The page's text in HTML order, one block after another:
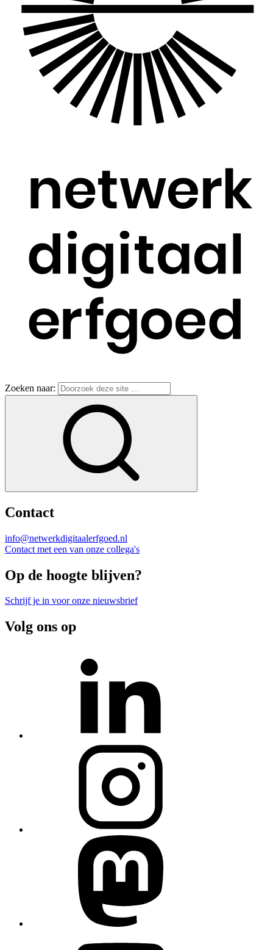
Zoeken naar:
Contact
info@netwerkdigitaalerfgoed.nl
Contact met een van onze collega's
Op de hoogte blijven?
Schrijf je in voor onze nieuwsbrief
Volg ons op